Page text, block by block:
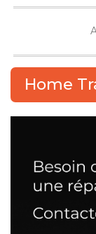
Home